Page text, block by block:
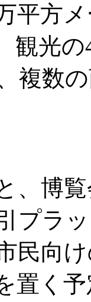
平方
観光
複数
、博
プラ
民向
置く